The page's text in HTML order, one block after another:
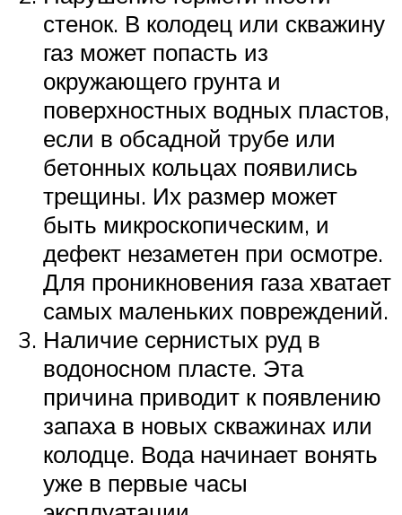
стенок. В колодец или скважину
газ может попасть из
окружающего грунта и
поверхностных водных пластов,
если в обсадной трубе или
бетонных кольцах появились
трещины. Их размер может
быть микроскопическим, и
дефект незаметен при осмотре.
Для проникновения газа хватает
самых маленьких повреждений.
Наличие сернистых руд в
водоносном пласте. Эта
причина приводит к появлению
запаха в новых скважинах или
колодце. Вода начинает вонять
уже в первые часы